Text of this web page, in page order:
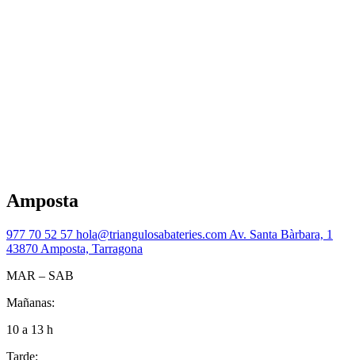
Amposta
977 70 52 57 hola@triangulosabateries.com Av. Santa Bàrbara, 1
43870 Amposta, Tarragona
MAR – SAB
Mañanas:
10 a 13 h
Tarde: